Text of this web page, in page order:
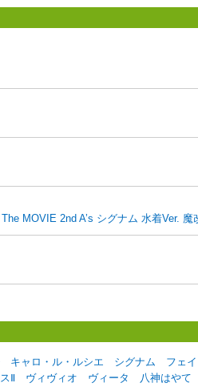
MOVIE 2nd A’s シグナム 水着Ver. 魔
キャロ・ル・ルシエ シグナム
フェ
Ⅱ ヴィヴィオ ヴィータ 八神はやて